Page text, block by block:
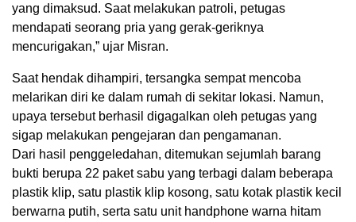
yang dimaksud. Saat melakukan patroli, petugas
mendapati seorang pria yang gerak-geriknya
mencurigakan,” ujar Misran.
Saat hendak dihampiri, tersangka sempat mencoba
melarikan diri ke dalam rumah di sekitar lokasi. Namun,
upaya tersebut berhasil digagalkan oleh petugas yang
sigap melakukan pengejaran dan pengamanan.
Dari hasil penggeledahan, ditemukan sejumlah barang
bukti berupa 22 paket sabu yang terbagi dalam beberapa
plastik klip, satu plastik klip kosong, satu kotak plastik kecil
berwarna putih, serta satu unit handphone warna hitam